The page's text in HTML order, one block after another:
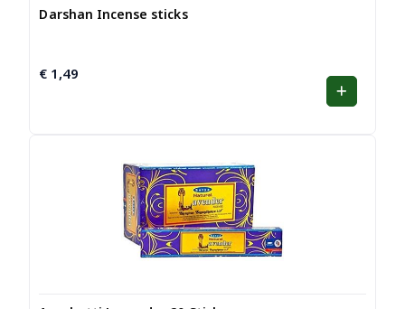
Darshan Incense sticks
€ 1,49